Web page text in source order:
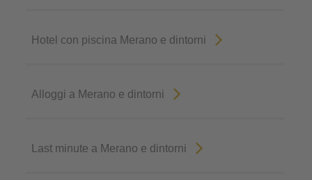
Hotel con piscina Merano e dintorni
Alloggi a Merano e dintorni
Last minute a Merano e dintorni